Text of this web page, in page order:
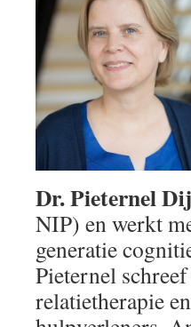
Dr.Pieternel
NIP) en werkt
generatie
Pieternel
relatietherapie